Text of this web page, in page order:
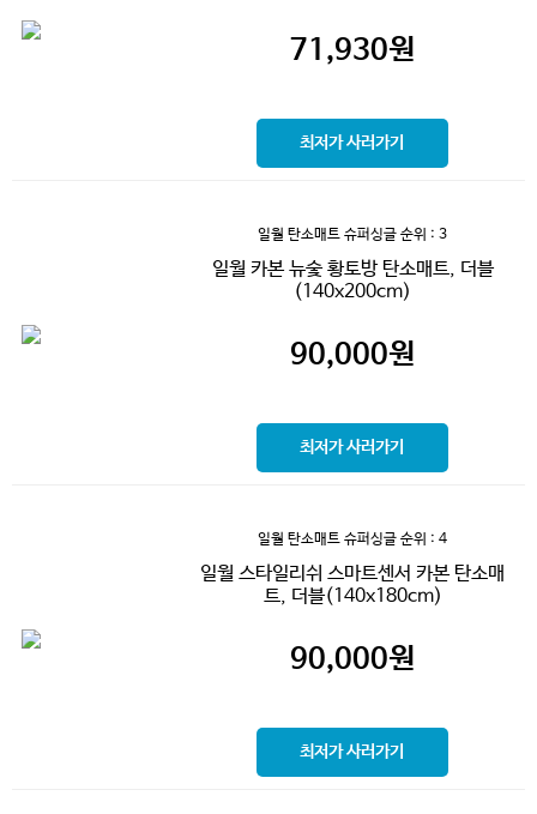
71,930원
최저가 사러가기
일월 탄소매트 슈퍼싱글 순위 : 3
일월 카본 뉴숯 황토방 탄소매트, 더블
(140x200cm)
90,000원
최저가 사러가기
일월 탄소매트 슈퍼싱글 순위 : 4
일월 스타일리쉬 스마트센서 카본 탄소매
트, 더블(140x180cm)
90,000원
최저가 사러가기